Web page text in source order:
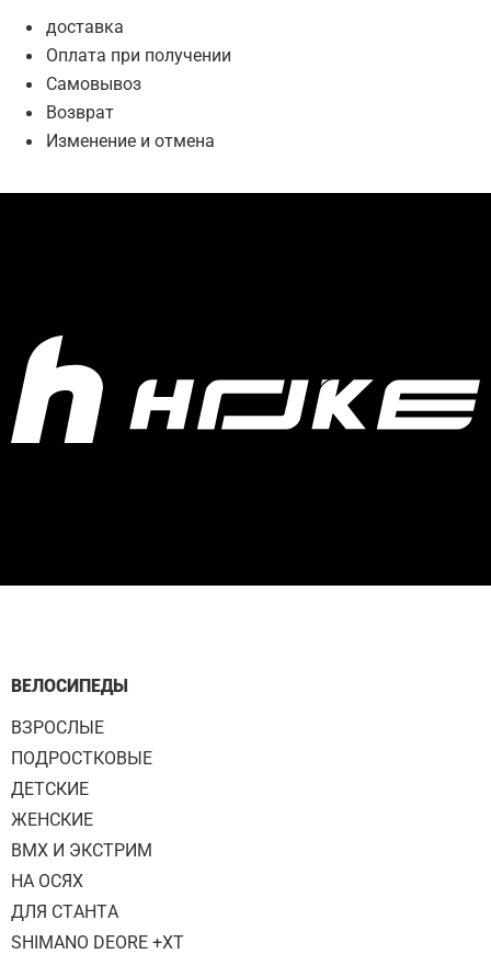
доставка
Оплата при получении
Самовывоз
Возврат
Изменение и отмена
ВЕЛОСИПЕДЫ
ВЗРОСЛЫЕ
ПОДРОСТКОВЫЕ
ДЕТСКИЕ
ЖЕНСКИЕ
BMX И ЭКСТРИМ
НА ОСЯХ
ДЛЯ СТАНТА
SHIMANO DEORE +XT